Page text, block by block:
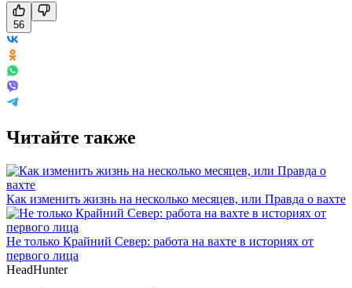
56
Читайте также
Как изменить жизнь на несколько месяцев, или Правда о вахте
Не только Крайний Север: работа на вахте в историях от
первого лица
HeadHunter